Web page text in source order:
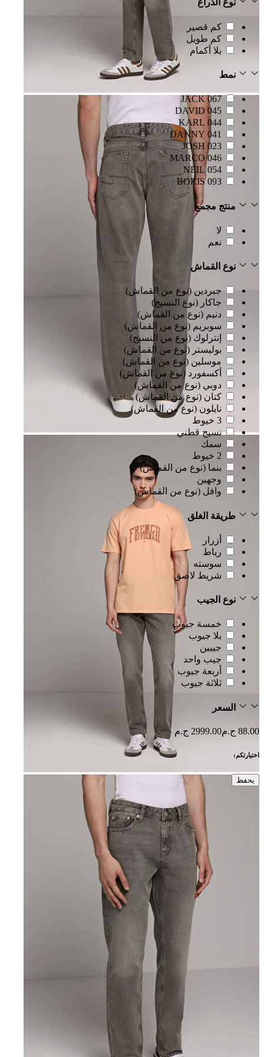
نوع الذراع
كم قصير
كم طويل
بلا أكمام
نمط
067 JACK
045 DAVID
044 KARL
041 DANNY
023 JOSH
046 MARCO
054 NEIL
093 BORIS
منتج مجمع
لا
نعم
نوع القماش
جبردين (نوع من القماش)
جاكار (نوع النسيج)
دنيم (نوع من القماش)
سوبريم (نوع من القماش)
إنترلوك (نوع من النسيج)
بوليستر (نوع من القماش)
موسلين (نوع من القماش)
أكسفورد (نوع من القماش)
دوبي (نوع من القماش)
كتان (نوع من القماش)
نايلون (نوع من القماش)
3 خيوط
نسيج قطني
سمك
2 خيوط
بنما (نوع من القماش)
وجهين
وافل (نوع من القماش)
طريقة الغلق
أزرار
رباط
سوسته
شريط لاصق
نوع الجيب
خمسة جيوب
بلا جيوب
جيبين
جيب واحد
أربعة جيوب
ثلاثة جيوب
السعر
88.00 ج.م 2999.00 ج.م
اختيارتكم:
يحفظ